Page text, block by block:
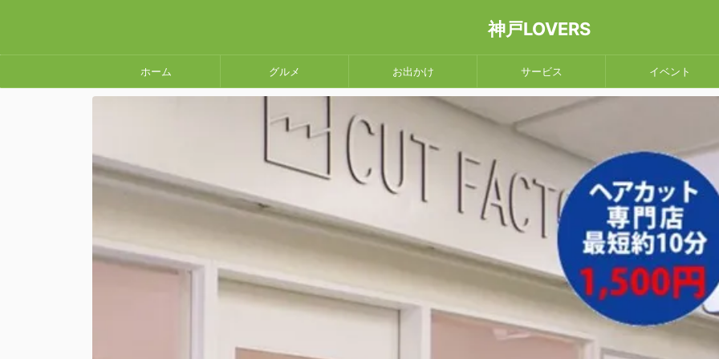
神戸LOVERS
ホーム グルメ お出かけ サービス イベント